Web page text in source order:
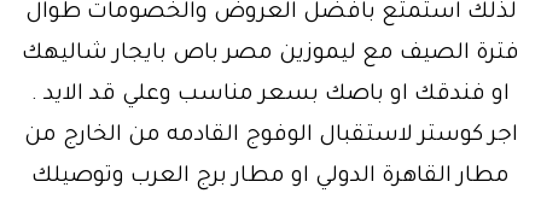
لذلك استمتع بافضل العروض والخصومات طوال
فترة الصيف مع ليموزين مصر باص بايجار شاليهك
او فندقك او باصك بسعر مناسب وعلي قد الايد .
اجر كوستر لاستقبال الوفوج القادمه من الخارج من
مطار القاهرة الدولي او مطار برج العرب وتوصيلك